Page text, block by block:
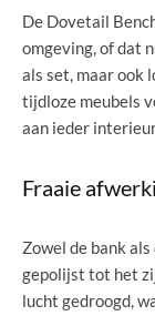
De Dovetail
omgeving, of dat
als set, maar ook
tijdloze meubels
aan ieder
Fraaie
Zowel de bank
gepolijst tot het
lucht gedroogd,